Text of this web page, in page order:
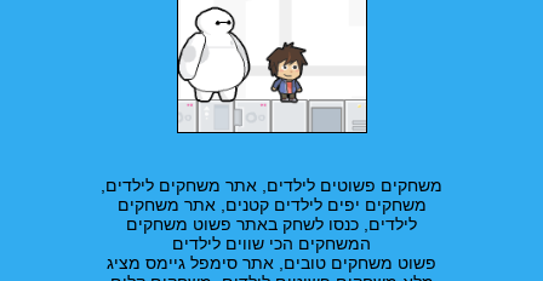
משחקים פשוטים לילדים, אתר משחקים לילדים,
משחקים יפים לילדים קטנים, אתר משחקים
לילדים, כנסו לשחק באתר פשוט משחקים
המשחקים הכי שווים לילדים
פשוט משחקים טובים, אתר סימפל גיימס מציג